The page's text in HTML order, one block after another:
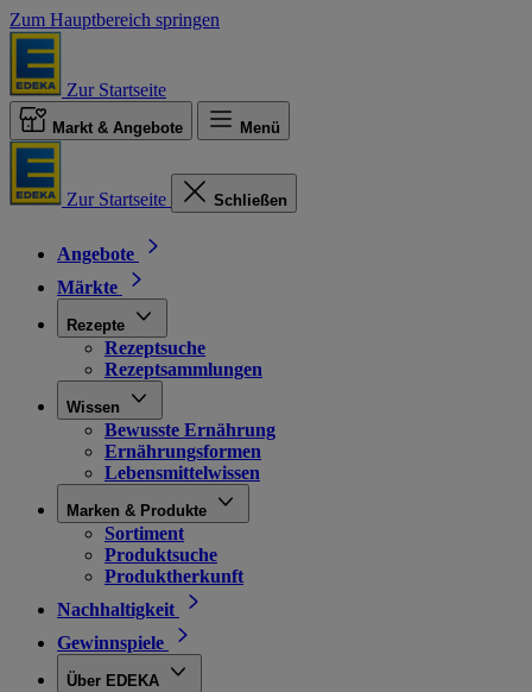
Zum Hauptbereich springen
Zur Startseite
Markt & Angebote Menü
Zur Startseite Schließen
Angebote
Märkte
Rezepte
Rezeptsuche
Rezeptsammlungen
Wissen
Bewusste Ernährung
Ernährungsformen
Lebensmittelwissen
Marken & Produkte
Sortiment
Produktsuche
Produktherkunft
Nachhaltigkeit
Gewinnspiele
Über EDEKA